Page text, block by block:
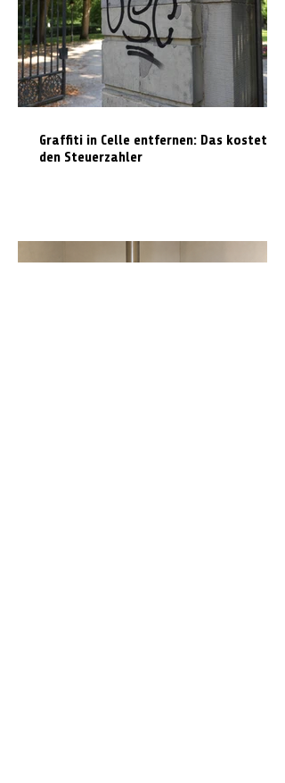
Graffiti in Celle entfernen: Das kostet es
den Steuerzahler